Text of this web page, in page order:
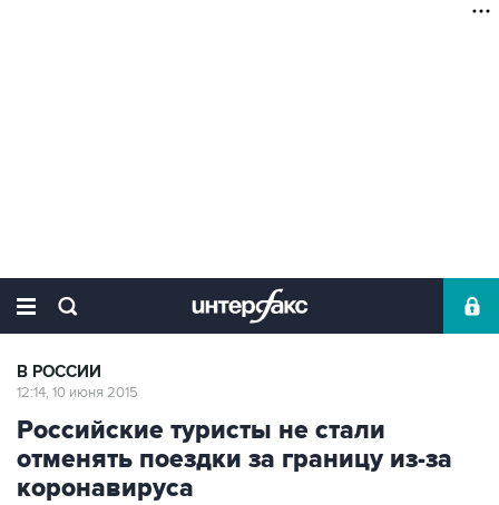
В РОССИИ
12:14, 10 июня 2015
Российские туристы не стали
отменять поездки за границу из-за
коронавируса